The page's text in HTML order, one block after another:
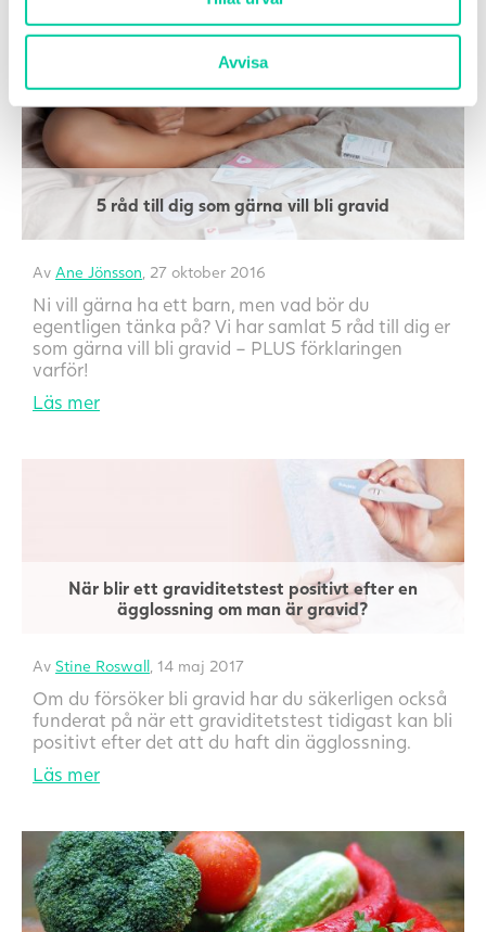
Avvisa
5 råd till dig som gärna vill bli gravid
Av Ane Jönsson , 27 oktober 2016
Ni vill gärna ha ett barn, men vad bör du
egentligen tänka på? Vi har samlat 5 råd till dig er
som gärna vill bli gravid – PLUS förklaringen
varför!
Läs mer
När blir ett graviditetstest positivt efter en
ägglossning om man är gravid?
Av Stine Roswall , 14 maj 2017
Om du försöker bli gravid har du säkerligen också
funderat på när ett graviditetstest tidigast kan bli
positivt efter det att du haft din ägglossning.
Läs mer